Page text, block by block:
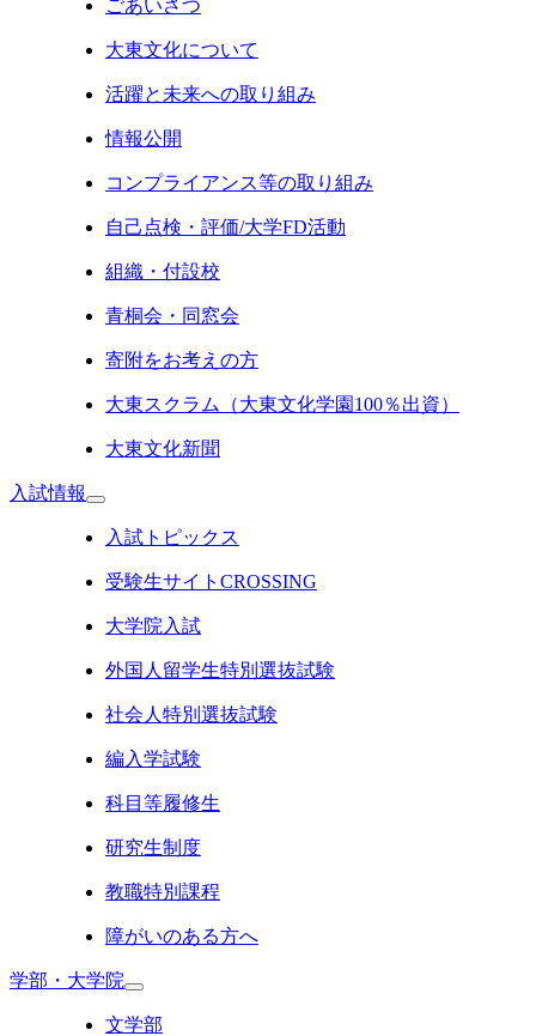
ごあいさつ
大東文化について
活躍と未来への取り組み
情報公開
コンプライアンス等の取り組み
自己点検・評価/大学FD活動
組織・付設校
青桐会・同窓会
寄附をお考えの方
大東スクラム（大東文化学園100％出資）
大東文化新聞
入試情報
入試トピックス
受験生サイトCROSSING
大学院入試
外国人留学生特別選抜試験
社会人特別選抜試験
編入学試験
科目等履修生
研究生制度
教職特別課程
障がいのある方へ
学部・大学院
文学部